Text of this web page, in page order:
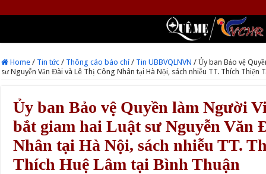
Home / Tin tức / Thông cáo báo chí / Tin UBBVQLNVN / Ủy ban Bảo vệ
sư Nguyễn Văn Đài và Lê Thị Công Nhân tại Hà Nội, sách nhiễu TT. Thích Thiện
Ủy ban Bảo vệ Quyền làm Người
bắt giam hai Luật sư Nguyễn Văn
Nhân tại Hà Nội, sách nhiễu TT.
Thích Huệ Lâm tại Bình Thuận